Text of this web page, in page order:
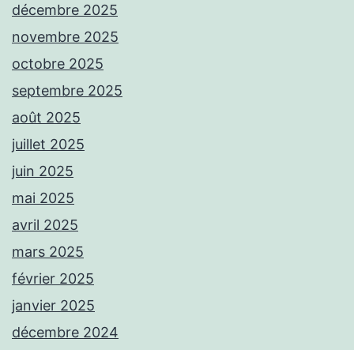
décembre 2025
novembre 2025
octobre 2025
septembre 2025
août 2025
juillet 2025
juin 2025
mai 2025
avril 2025
mars 2025
février 2025
janvier 2025
décembre 2024